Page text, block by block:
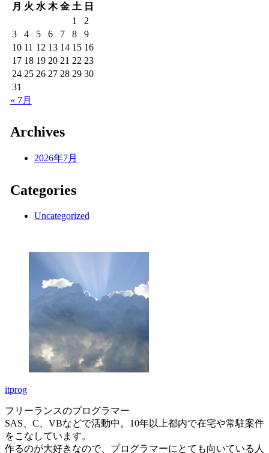
月 火 水 木 金 土 日
1
2
3
4 5 6 7 8
9
10 11 12 13 14 15 16
17 18 19 20 21 22 23
24 25 26 27 28 29 30
31
« 7月
Archives
2026年7月
Categories
Uncategorized
itprog
フリーランスのプログラマー
SAS、C、VBなどで活動中。10年以上都内で在宅や常駐案件
をこなしています。
作るのが大好きなので、プログラマーにとても向いている人